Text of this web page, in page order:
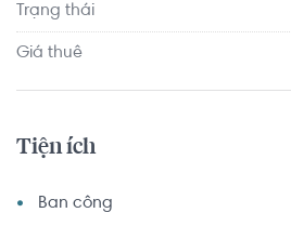
Trạng thái
Giá thuê
Tiện ích
Ban công